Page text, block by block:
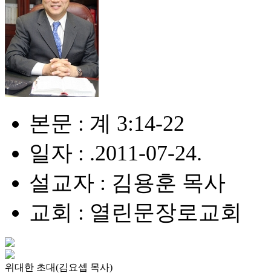
본문 : 계 3:14-22
일자 : .2011-07-24.
설교자 : 김용훈 목사
교회 : 열린문장로교회
위대한 초대(김요셉 목사)